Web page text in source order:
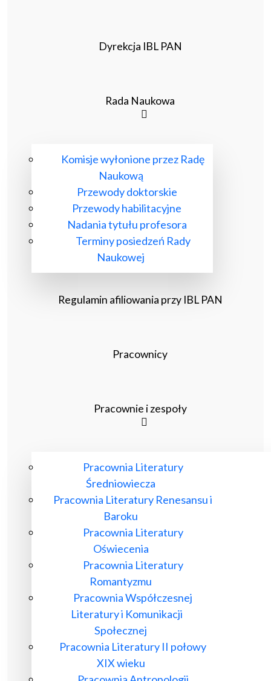
Dyrekcja IBL PAN
Rada Naukowa
Komisje wyłonione przez Radę
Naukową
Przewody doktorskie
Przewody habilitacyjne
Nadania tytułu profesora
Terminy posiedzeń Rady
Naukowej
Regulamin afiliowania przy IBL PAN
Pracownicy
Pracownie i zespoły
Pracownia Literatury
Średniowiecza
Pracownia Literatury Renesansu i
Baroku
Pracownia Literatury
Oświecenia
Pracownia Literatury
Romantyzmu
Pracownia Współczesnej
Literatury i Komunikacji
Społecznej
Pracownia Literatury II połowy
XIX wieku